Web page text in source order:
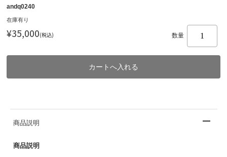
andq0240
在庫有り
¥35,000(税込) 数量
商品説明
商品説明